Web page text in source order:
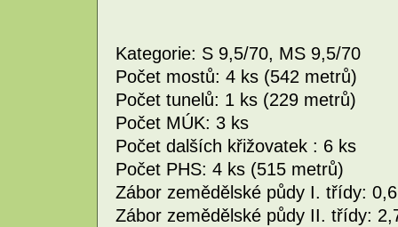
Kategorie: S 9,5/70, MS 9,5/70
Počet mostů: 4 ks (542 metrů)
Počet tunelů: 1 ks (229 metrů)
Počet MÚK: 3 ks
Počet dalších křižovatek : 6 ks
Počet PHS: 4 ks (515 metrů)
Zábor zemědělské půdy I. třídy:
Zábor zemědělské půdy II. třídy: